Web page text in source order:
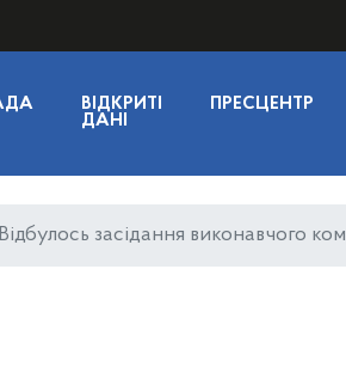
ВІДКРИТІ
ДАНІ
ПРЕСЦЕНТР
Відбулось засідання виконавчого